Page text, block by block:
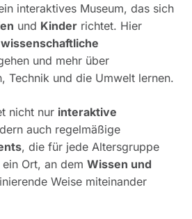
interaktives Museum, das sich
und Kinder richtet. Hier
wissenschaftliche
und mehr über
Technik und die Umwelt lernen.
nicht nur interaktive
auch regelmäßige
, die für jede Altersgruppe
Ort, an dem Wissen und
Weise miteinander